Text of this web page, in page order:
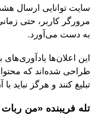
سایت توانایی ارسال
مرورگر کاربر، حتی
به دست می‌آورد.
این اعلان‌ها
طراحی شده‌اند که
تبلیغ کنند و هرگز نباید
تله فریبنده «من